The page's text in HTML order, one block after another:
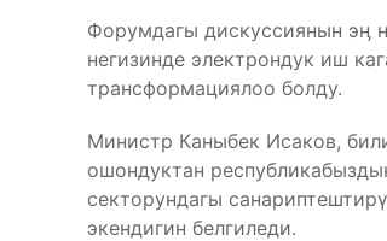
Форумдагы дискуссиянын эӊ
негизинде электрондук иш
трансформациялоо болду.
Министр Каныбек Исаков,
ошондуктан
секторундагы
экендигин белгиледи.